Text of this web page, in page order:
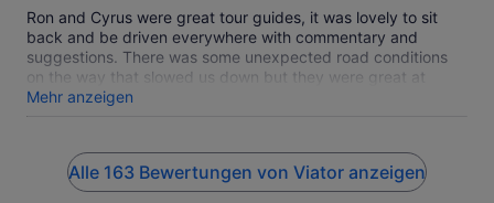
Ron and Cyrus were great tour guides, it was lovely to sit
back and be driven everywhere with commentary and
suggestions. There was some unexpected road conditions
on the way that slowed us down but they were great at
being nimble and fixing up the itinerary on the fly to make
sure we could see everything. Highly recommend for a touch
Mehr anzeigen
Alle 163 Bewertungen von Viator anzeigen